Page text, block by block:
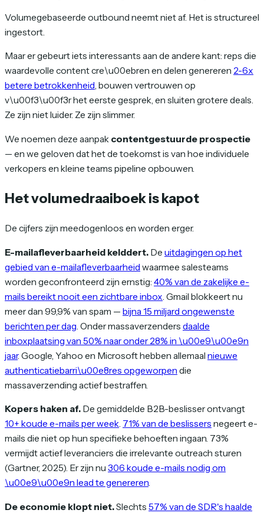
Volumegebaseerde outbound neemt niet af. Het is structureel
ingestort.
Maar er gebeurt iets interessants aan de andere kant: reps die
waardevolle content cre\u00ebren en delen genereren 2-6x
betere betrokkenheid, bouwen vertrouwen op
v\u00f3\u00f3r het eerste gesprek, en sluiten grotere deals.
Ze zijn niet luider. Ze zijn slimmer.
We noemen deze aanpak contentgestuurde prospectie
— en we geloven dat het de toekomst is van hoe individuele
verkopers en kleine teams pipeline opbouwen.
Het volumedraaiboek is kapot
De cijfers zijn meedogenloos en worden erger.
E-mailafleverbaarheid kelddert. De uitdagingen op het
gebied van e-mailafleverbaarheid waarmee salesteams
worden geconfronteerd zijn ernstig: 40% van de zakelijke e-
mails bereikt nooit een zichtbare inbox . Gmail blokkeert nu
meer dan 99,9% van spam — bijna 15 miljard ongewenste
berichten per dag . Onder massaverzenders daalde
inboxplaatsing van 50% naar onder 28% in \u00e9\u00e9n
jaar. Google, Yahoo en Microsoft hebben allemaal nieuwe
authenticatiebarri\u00e8res opgeworpen die
massaverzending actief bestraffen.
Kopers haken af. De gemiddelde B2B-beslisser ontvangt
10+ koude e-mails per week. 71% van de beslissers negeert e-
mails die niet op hun specifieke behoeften ingaan. 73%
vermijdt actief leveranciers die irrelevante outreach sturen
(Gartner, 2025). Er zijn nu 306 koude e-mails nodig om
\u00e9\u00e9n lead te genereren.
De economie klopt niet.Slechts 57% van de SDR's haalde